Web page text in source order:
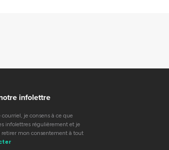
infolettre
je consens à ce que
infolettres régulièrement et je
mon consentement à tout